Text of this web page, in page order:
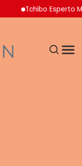
Tchibo Esperto Mini